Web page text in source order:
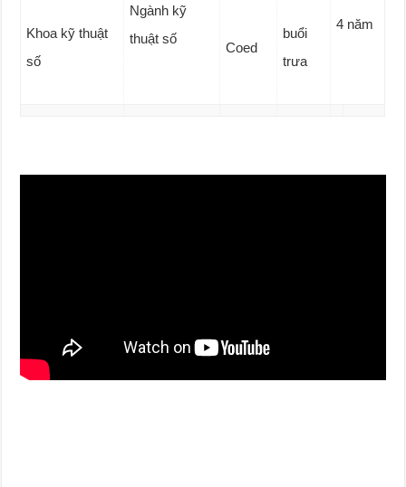
Khoa kỹ thuật
số
Ngành kỹ
thuật số
Coed
buổi
trưa
4 năm